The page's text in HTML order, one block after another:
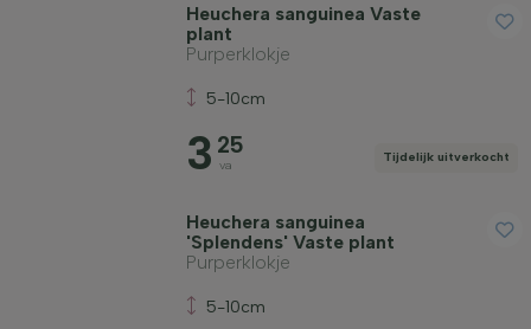
Heuchera sanguinea Vaste
plant
Purperklokje
5-10cm
3 25
va
Tijdelijk uitverkocht
Heuchera sanguinea
'Splendens' Vaste plant
Purperklokje
5-10cm